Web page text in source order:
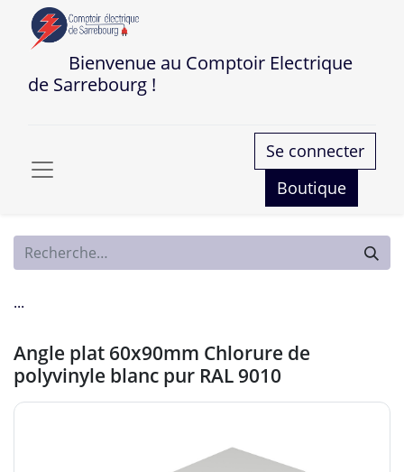
Bienvenue au Comptoir Electrique
de Sarrebourg !
Se connecter
Boutique
...
Angle plat 60x90mm Chlorure de
polyvinyle blanc pur RAL 9010